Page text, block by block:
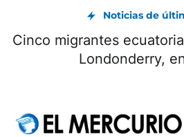
Noticias de
Cinco migrantes
Londonderry,